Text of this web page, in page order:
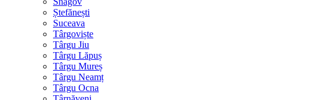
Ștefănești
Suceava
Târgoviște
Târgu Jiu
Târgu Lăpuș
Târgu Mureș
Târgu Neamț
Târgu Ocna